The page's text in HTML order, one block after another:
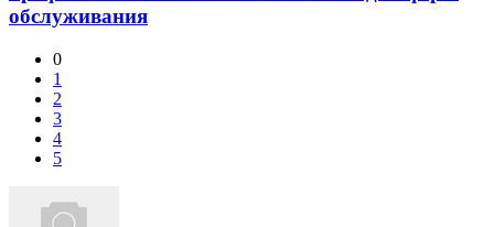
обслуживания
0
1
2
3
4
5